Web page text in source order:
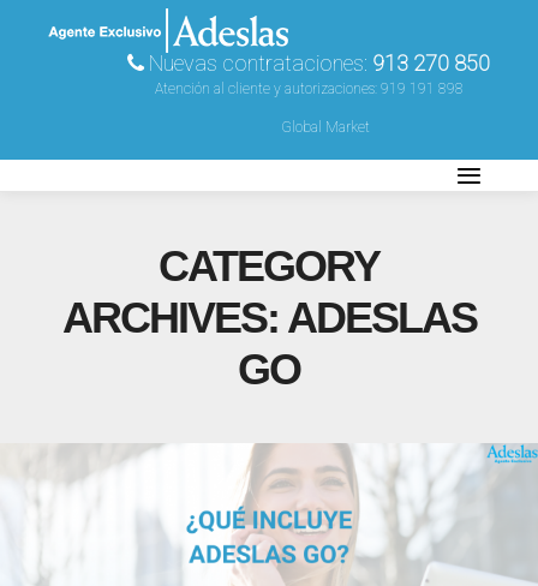
Nuevas contrataciones: 913 270 850
Atención al cliente y autorizaciones: 919 191 898
Global Market
CATEGORY
ARCHIVES: ADESLAS
GO